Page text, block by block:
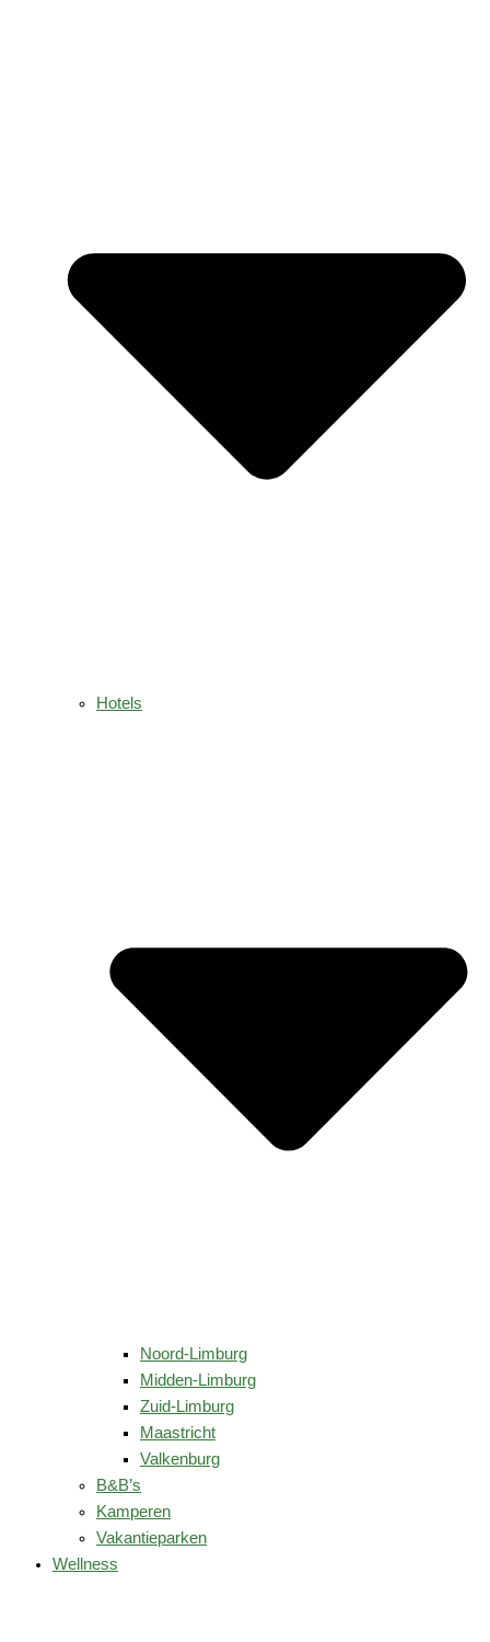
Hotels
Noord-Limburg
Midden-Limburg
Zuid-Limburg
Maastricht
Valkenburg
B&B’s
Kamperen
Vakantieparken
Wellness